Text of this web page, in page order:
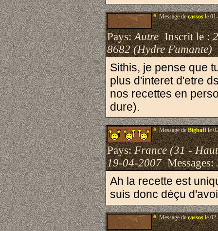
#.Message decassosle
Pays:AutreInscrit le :
8682 (Hydre Fumante)
Sithis, je pense que
plus d'interet d'etre
nos recettes en
dure).
#.Message deBigbaffle
Pays:France (31 -
19-04-2007Messages:
Ah la recette est
suis donc déçu
#.Message decassosle